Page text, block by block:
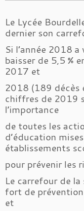
Le Lycée
dernier son
Si l’année 2018
baisser de 5,5 %
2017 et
2018 (189 décès
chiffres de 2019
l’importance
de toutes les
d’éducation
établissements
pour prévenir les
Le carrefour de
fort de prévention
et